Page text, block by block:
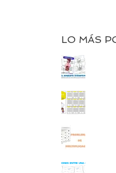
LO MÁS